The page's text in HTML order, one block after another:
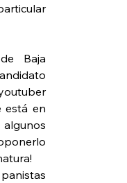
Baja
está en